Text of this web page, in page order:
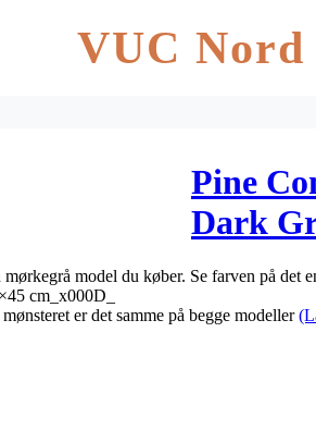
VUC Nord
Pine
Dark
model du køber. Se farven på det
cm_x000D_
er det samme på begge modeller